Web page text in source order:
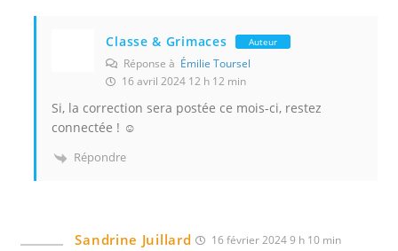
Classe & Grimaces Auteur
Réponse à Émilie Toursel
16 avril 2024 12 h 12 min
Si, la correction sera postée ce mois-ci, restez
connectée ! ☺️
Répondre
Sandrine Juillard 16 février 2024 9 h 10 min